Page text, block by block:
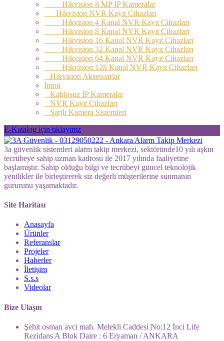
Hikvision 8 MP IP Kameralar
Hikvision NVR Kayıt Cihazları
Hikvision 4 Kanal NVR Kayıt Cihazları
Hikvision 8 Kanal NVR Kayıt Cihazları
Hikvision 16 Kanal NVR Kayıt Cihazları
Hikvision 32 Kanal NVR Kayıt Cihazları
Hikvision 64 Kanal NVR Kayıt Cihazları
Hikvision 128 Kanal NVR Kayıt Cihazları
Hikvision Aksesuarlar
İmou
Kablosuz İP Kameralar
NVR Kayıt Cihazları
Şarjlı Kamera Sistemleri
E-Katalog için tıklayınız
3a güvenlik sistemleri alarm takip merkezi, sektöründe10 yılı aşkın
tecrübeye sahip uzman kadrosu ile 2017 yılında faaliyetine
başlamıştır. Sahip olduğu bilgi ve tecrübeyi güncel teknolojik
yenilikler ile birleştirerek siz değerli müşterilerine sunmanın
gururunu yaşamaktadır.
Site Haritası
Anasayfa
Ürünler
Referanslar
Projeler
Haberler
İletişim
S.s.s
Videolar
Bize Ulaşın
Şehit osman avci mah. Melekli Caddesi No:12 İnci Life
Rezidans A Blok Daire : 6 Eryaman / ANKARA